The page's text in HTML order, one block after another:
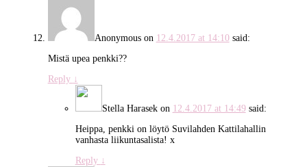
Anonymouson 12.4.2017 at 14:10 said:
Mistä upea penkki??
Reply ↓
Stella Harasekon 12.4.2017 at 14:49 said:
Heippa, penkki on löytö Suvilahden Kattilahallin
vanhasta liikuntasalista! x
Reply ↓